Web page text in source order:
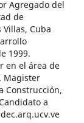
Agregado del
de
Cuba
1999.
en el área de
Magister
Construcción,
a